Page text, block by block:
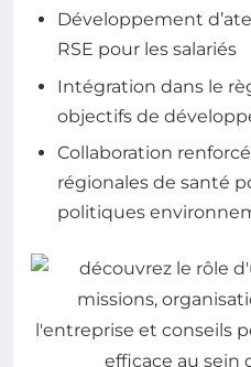
Développement
RSE pour les salariés
Intégration dans le
objectifs de
Collaboration
régionales de santé
politiques